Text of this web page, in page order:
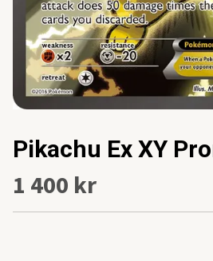
Pikachu Ex XY
1 400 kr